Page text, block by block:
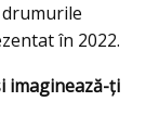
în 2022.
imaginează-ţi